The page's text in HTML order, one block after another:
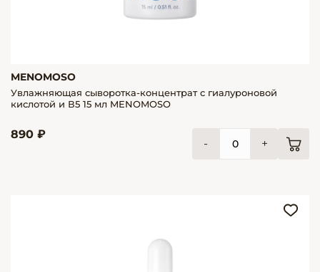
MENOMOSO
Увлажняющая сыворотка-концентрат с гиалуроновой
кислотой и В5 15 мл MENOMOSO
890 ₽
- +